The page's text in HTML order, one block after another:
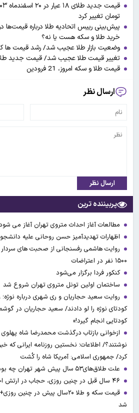
تومان تغییر کرد
پیش‌بینی رییس اتحادیه طلا درباره قیمت‌ها
خرید طلا و سکه هست یا نه؟
وضعیت بازار طلا عجیب شد/ رشد قیمت ها
تغییر قیمت طلا عجیب شد/ قیمت جدید طلا امروز ۱۰
قیمت طلا و سکه امروز، 21 فرودین
ارسال نظر
ارسال نظر
پربیننده ترین
مطالعات آغاز احداث متروی تهران آغاز می
اظهارات تهدیدآمیز حسن روحانی علیه
روایت هاشمی رفسنجانی از صحبت های سردار
۱۵۰۰ نفر در اعتراضات
کنکور فردا برگزار می‌شود
ساختمان اولین تونل متروی تهران شروع شد
روایت سعید حجاریان و ری شهری درباره
کودتای نوژه را لو دادند/ سعید حجاریان در
کودتایی انجام گیرد!»
ازخوانی بازتاب درگذشت محمدرضا شاه پهلوی
نوشتند؟/ اطلاعات؛ نخستین روزنامه ایرانی که
کرد/ جمهوری اسلامی: آمریکا شاه را کُشت
علت طلاق‌های۵۳ سال پیش شهر تهران چه بود؟
شد